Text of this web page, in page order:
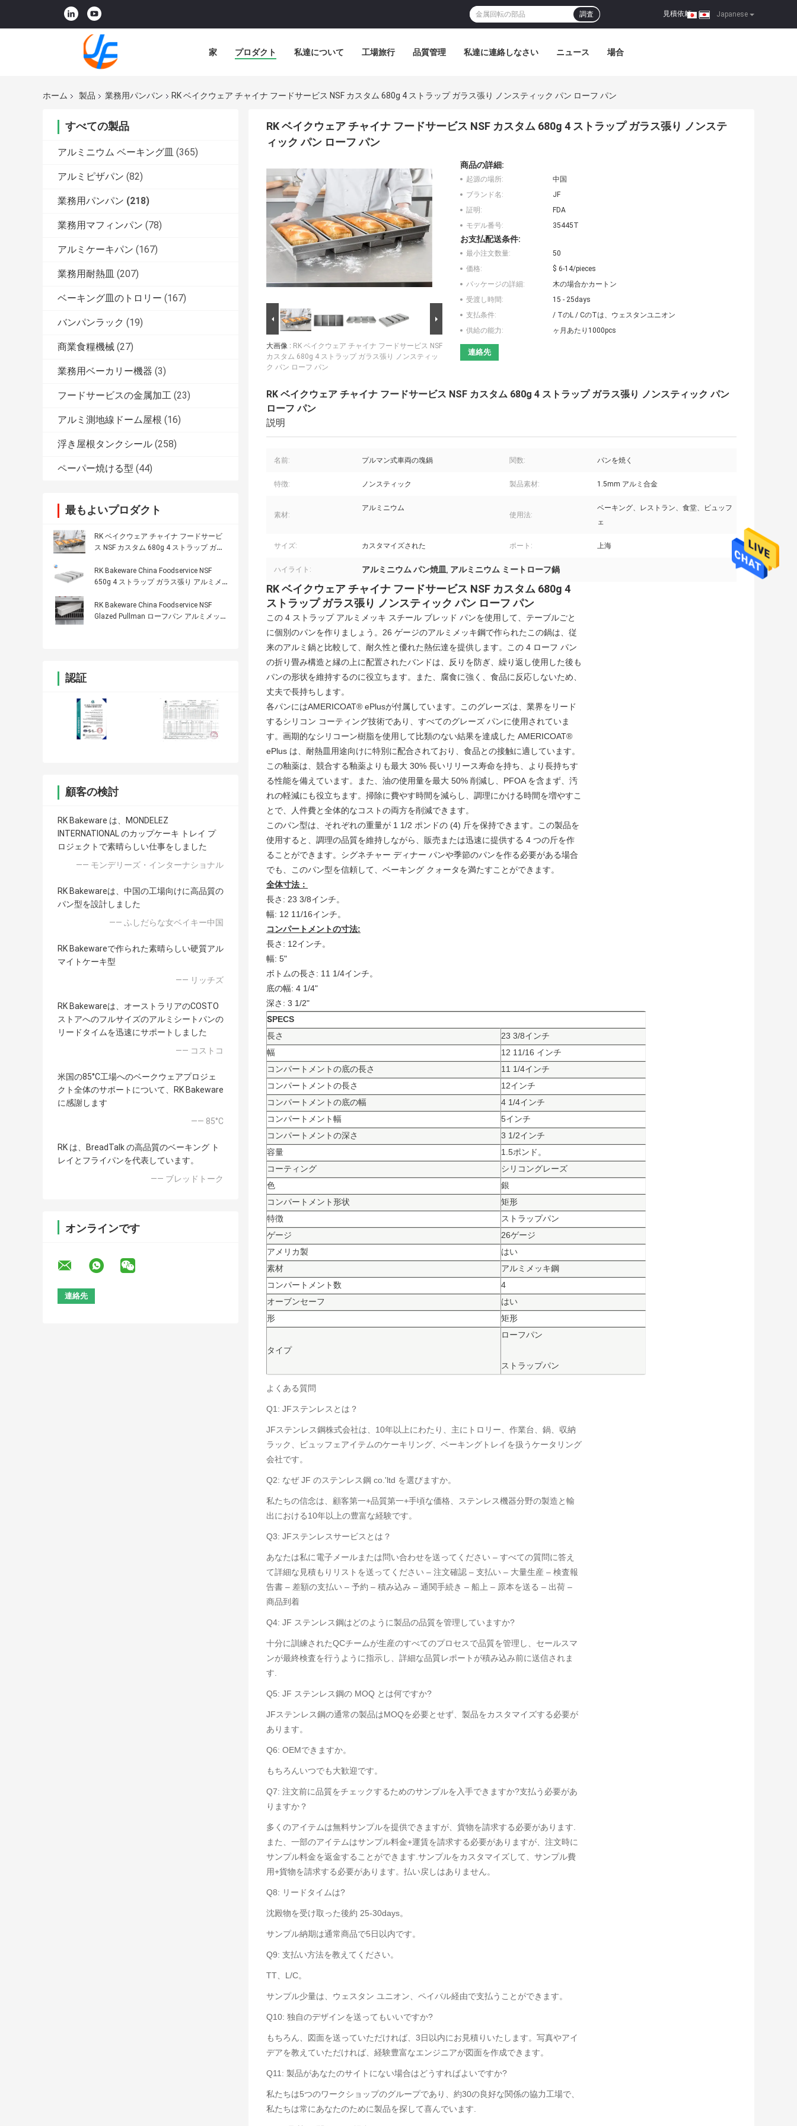
Japanese
見積依頼 |
調査
家 プロダクト 私達について 工場旅行 品質管理 私達に連絡しなさい ニュース 場合
ホーム 製品 業務用パンパン RK ベイクウェア チャイナ フードサービス NSF カスタム 680g 4 ストラップ ガラス張り ノンスティック パン ローフ パン
すべての製品
アルミニウム ベーキング皿 (365)
アルミピザパン (82)
業務用パンパン (218)
業務用マフィンパン (78)
アルミケーキパン (167)
業務用耐熱皿 (207)
ベーキング皿のトロリー (167)
バンパンラック (19)
商業食糧機械 (27)
業務用ベーカリー機器 (3)
フードサービスの金属加工 (23)
アルミ測地線ドーム屋根 (16)
浮き屋根タンクシール (258)
ペーパー焼ける型 (44)
最もよいプロダクト
RK ベイクウェア チャイナ フードサービ
ス NSF カスタム 680g 4 ストラップ ガラ
RK Bakeware China Foodservice NSF
650g 4 ストラップ ガラス張り アルミメ
パン 13インチ x 4インチ x 4インチ
RK Bakeware China Foodservice NSF
Glazed Pullman ローフパン アルミメッキ
認証
顧客の検討
RK Bakeware は、MONDELEZ
INTERNATIONAL のカップケーキ トレイ プ
ロジェクトで素晴らしい仕事をしました
—— モンデリーズ・インターナショナル
RK Bakewareは、中国の工場向けに高品質の
パン型を設計しました
—— ふしだらな女ベイキー中国
RK Bakewareで作られた素晴らしい硬質アル
マイトケーキ型
—— リッチズ
RK Bakewareは、オーストラリアのCOSTO
ストアへのフルサイズのアルミシートパンの
リードタイムを迅速にサポートしました
—— コストコ
米国の85°C工場へのベークウェアプロジェ
クト全体のサポートについて、RK Bakeware
に感謝します
—— 85°C
RK は、BreadTalk の高品質のベーキング ト
レイとフライパンを代表しています。
—— ブレッドトーク
オンラインです
RK ベイクウェア チャイナ フードサービス NSF カスタム 680g 4 ストラップ ガラス張り ノンステ
ィック パン ローフ パン
大画像 : RK ベイクウェア チャイナ フードサービス NSF
カスタム 680g 4 ストラップ ガラス張り ノンスティッ
ク パン ローフ パン
商品の詳細:
起源の場所:
中国
ブランド名:
JF
証明:
FDA
モデル番号:
35445T
お支払配送条件:
最小注文数量:
50
価格:
$ 6-14/pieces
パッケージの詳細:
木の場合かカートン
受渡し時間:
15 - 25days
支払条件:
/ TのL / CのTは、ウェスタンユニオン
供給の能力:
ヶ月あたり1000pcs
連絡先
RK ベイクウェア チャイナ フードサービス NSF カスタム 680g 4 ストラップ ガラス張り ノンスティック パン
ローフ パン
説明
名前: プルマン式車両の塊鍋 関数: パンを焼く
特徴: ノンスティック 製品素材: 1.5mm アルミ合金
素材:
アルミニウム
使用法:
ベーキング、レストラン、食堂、ビュッフ
ェ
サイズ: カスタマイズされた ポート: 上海
ハイライト: アルミニウム パン焼皿, アルミニウム ミートローフ鍋
RK ベイクウェア チャイナ フードサービス NSF カスタム 680g 4
ストラップ ガラス張り ノンスティック パン ローフ パン
この 4 ストラップ アルミメッキ スチール ブレッド パンを使用して、テーブルごと
に個別のパンを作りましょう。26 ゲージのアルミメッキ鋼で作られたこの鍋は、従
来のアルミ鍋と比較して、耐久性と優れた熱伝達を提供します。この 4 ローフ パン
の折り畳み構造と縁の上に配置されたバンドは、反りを防ぎ、繰り返し使用した後も
パンの形状を維持するのに役立ちます。また、腐食に強く、食品に反応しないため、
丈夫で長持ちします。
各パンにはAMERICOAT® ePlusが付属しています。このグレーズは、業界をリード
するシリコン コーティング技術であり、すべてのグレーズ パンに使用されていま
す。画期的なシリコーン樹脂を使用して比類のない結果を達成した AMERICOAT®
ePlus は、耐熱皿用途向けに特別に配合されており、食品との接触に適しています。
この釉薬は、競合する釉薬よりも最大 30% 長いリリース寿命を持ち、より長持ちす
る性能を備えています。また、油の使用量を最大 50% 削減し、PFOA を含まず、汚
れの軽減にも役立ちます。掃除に費やす時間を減らし、調理にかける時間を増やすこ
とで、人件費と全体的なコストの両方を削減できます。
このパン型は、それぞれの重量が 1 1/2 ポンドの (4) 斤を保持できます。この製品を
使用すると、調理の品質を維持しながら、販売または迅速に提供する 4 つの斤を作
ることができます。シグネチャー ディナー パンや季節のパンを作る必要がある場合
でも、このパン型を信頼して、ベーキング クォータを満たすことができます。
全体寸法：
長さ: 23 3/8インチ。
幅: 12 11/16インチ。
コンパートメントの寸法:
長さ: 12インチ。
幅: 5"
ボトムの長さ: 11 1/4インチ。
底の幅: 4 1/4"
深さ: 3 1/2"
SPECS
長さ
23 3/8インチ
幅
12 11/16 インチ
コンパートメントの底の長さ
11 1/4インチ
コンパートメントの長さ
12インチ
コンパートメントの底の幅
4 1/4インチ
コンパートメント幅
5インチ
コンパートメントの深さ
3 1/2インチ
容量
1.5ポンド。
コーティング
シリコングレーズ
色
銀
コンパートメント形状
矩形
特徴
ストラップパン
ゲージ
26ゲージ
アメリカ製
はい
素材
アルミメッキ鋼
コンパートメント数
4
オーブンセーフ
はい
形
矩形
タイプ
ローフパン
ストラップパン
よくある質問
Q1: JFステンレスとは？
JFステンレス鋼株式会社は、10年以上にわたり、主にトロリー、作業台、鍋、収納
ラック、ビュッフェアイテムのケーキリング、ベーキングトレイを扱うケータリング
会社です。
Q2: なぜ JF のステンレス鋼 co.'ltd を選びますか。
私たちの信念は、顧客第一+品質第一+手頃な価格、ステンレス機器分野の製造と輸
出における10年以上の豊富な経験です。
Q3: JFステンレスサービスとは？
あなたは私に電子メールまたは問い合わせを送ってください – すべての質問に答え
て詳細な見積もりリストを送ってください – 注文確認 – 支払い – 大量生産 – 検査報
告書 – 差額の支払い – 予約 – 積み込み – 通関手続き – 船上 – 原本を送る – 出荷 –
商品到着
Q4: JF ステンレス鋼はどのように製品の品質を管理していますか?
十分に訓練されたQCチームが生産のすべてのプロセスで品質を管理し、セールスマ
ンが最終検査を行うように指示し、詳細な品質レポートが積み込み前に送信されま
す.
Q5: JF ステンレス鋼の MOQ とは何ですか?
JFステンレス鋼の通常の製品はMOQを必要とせず、製品をカスタマイズする必要が
あります。
Q6: OEMできますか。
もちろんいつでも大歓迎です。
Q7: 注文前に品質をチェックするためのサンプルを入手できますか?支払う必要があ
りますか？
多くのアイテムは無料サンプルを提供できますが、貨物を請求する必要があります.
また、一部のアイテムはサンプル料金+運賃を請求する必要がありますが、注文時に
サンプル料金を返金することができます.サンプルをカスタマイズして、サンプル費
用+貨物を請求する必要があります。払い戻しはありません。
Q8: リードタイムは?
沈殿物を受け取った後約 25-30days。
サンプル納期は通常商品で5日以内です。
Q9: 支払い方法を教えてください。
TT、L/C。
サンプル少量は、ウェスタン ユニオン、ペイパル経由で支払うことができます。
Q10: 独自のデザインを送ってもいいですか?
もちろん、図面を送っていただければ、3日以内にお見積りいたします。写真やアイ
デアを教えていただければ、経験豊富なエンジニアが図面を作成できます。
Q11: 製品があなたのサイトにない場合はどうすればよいですか?
私たちは5つのワークショップのグループであり、約30の良好な関係の協力工場で、
私たちは常にあなたのために製品を探して喜んでいます.